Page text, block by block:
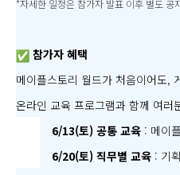
*자세한 일정은 참가자 발표 이후 별도 공
참가자 혜택
메이플스토리 월드가 처음이어도,
온라인 교육 프로그램과 함께 여러
6/13(토) 공통 교육 : 메이
6/20(토) 직무별 교육 : 기